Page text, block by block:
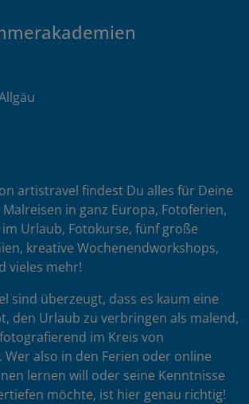
artistravel findest Du alles für Deine
in ganz Europa, Fotoferien,
Urlaub, Fotokurse, fünf große
kreative Wochenendworkshops,
vieles mehr!
sind überzeugt, dass es kaum eine
den Urlaub zu verbringen als malend,
im Kreis von
Wer also in den Ferien oder online
lernen will oder seine Kenntnisse
möchte, ist hier genau richtig!